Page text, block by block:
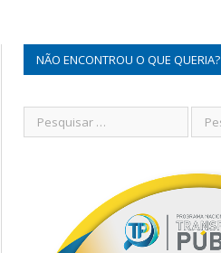
NÃO ENCONTROU O QUE QUERIA?